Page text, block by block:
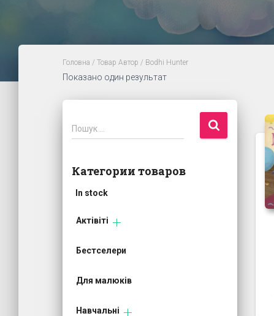
Головна / Товар Автор / Bodhi Hunter
Показано один результат
П
о
к
Пошук …
Категории товаров
In stock
Актівіті
Бестселери
Для малюків
Навчальні